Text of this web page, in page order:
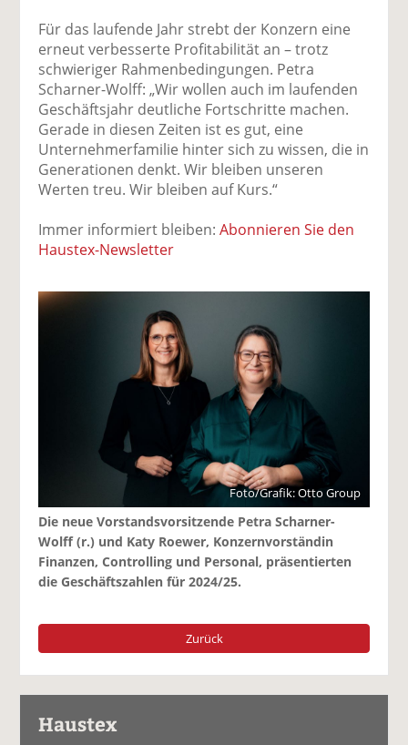
Für das laufende Jahr strebt der Konzern eine
erneut verbesserte Profitabilität an – trotz
schwieriger Rahmenbedingungen. Petra
Scharner-Wolff: „Wir wollen auch im laufenden
Geschäftsjahr deutliche Fortschritte machen.
Gerade in diesen Zeiten ist es gut, eine
Unternehmerfamilie hinter sich zu wissen, die in
Generationen denkt. Wir bleiben unseren
Werten treu. Wir bleiben auf Kurs.“
Immer informiert bleiben:Abonnieren Sie den
Haustex-Newsletter
Foto/Grafik: Otto Group
Die neue Vorstandsvorsitzende Petra Scharner-
Wolff (r.) und Katy Roewer, Konzernvorständin
Finanzen, Controlling und Personal, präsentierten
die Geschäftszahlen für 2024/25.
Zurück
Haustex